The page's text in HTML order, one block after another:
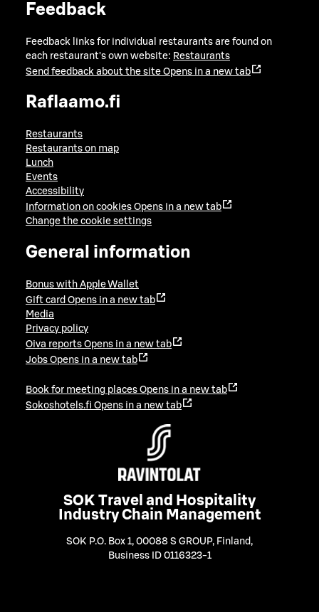
Feedback
Feedback links for individual restaurants are found on
each restaurant's own website: Restaurants
Send feedback about the site Opens in a new tab
Raflaamo.fi
Restaurants
Restaurants on map
Lunch
Events
Accessibility
Information on cookies Opens in a new tab
Change the cookie settings
General information
Bonus with Apple Wallet
Gift card Opens in a new tab
Media
Privacy policy
Oiva reports Opens in a new tab
Jobs Opens in a new tab
Book for meeting places Opens in a new tab
Sokoshotels.fi Opens in a new tab
SOK Travel and Hospitality
Industry Chain Management
SOK P.O. Box 1, 00088 S GROUP, Finland ,
Business ID 0116323-1